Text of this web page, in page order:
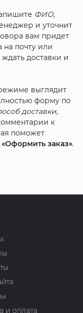
ФИО,
и уточнит
вам придет
почту или
доставки и
выглядит
форму по
доставки,
к
поможет
«Оформить заказ».
и оплата